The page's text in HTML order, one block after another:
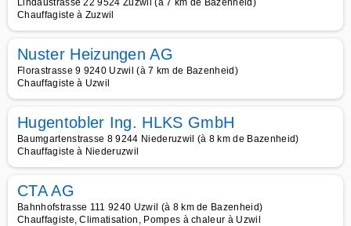
Lindaustrasse 22 9524 Zuzwil (à 7 km de Bazenheid)
Chauffagiste à Zuzwil
Nuster Heizungen AG
Florastrasse 9 9240 Uzwil (à 7 km de Bazenheid)
Chauffagiste à Uzwil
Hugentobler Ing. HLKS GmbH
Baumgartenstrasse 8 9244 Niederuzwil (à 8 km de Bazenheid)
Chauffagiste à Niederuzwil
CTA AG
Bahnhofstrasse 111 9240 Uzwil (à 8 km de Bazenheid)
Chauffagiste, Climatisation, Pompes à chaleur à Uzwil